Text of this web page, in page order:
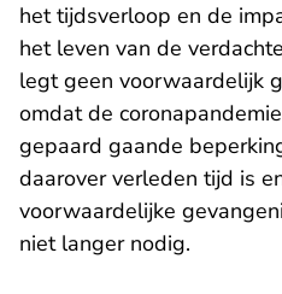
het tijdsverloop en de
het leven van de
legt geen voorwaardelijk
omdat de
gepaard gaande
daarover verleden tijd is
voorwaardelijke
niet langer nodig.